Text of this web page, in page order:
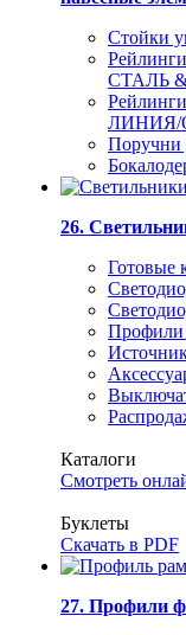
Стойки
СТАЛЬ
ЛИНИЯ/
Поручни
26.
Готовые
Профили
Каталоги
Смотреть
Буклеты
Скачать в PDF
27. Профили